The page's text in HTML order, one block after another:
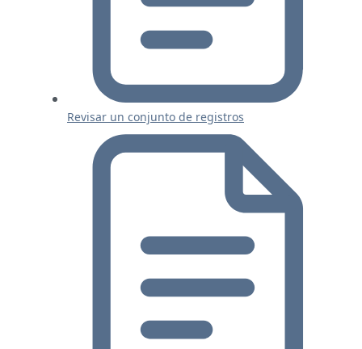
Revisar un conjunto de registros